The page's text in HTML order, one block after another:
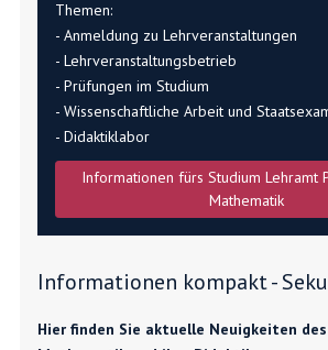
Themen:
- Anmeldung zu Lehrveranstaltungen
- Lehrveranstaltungsbetrieb
- Prüfungen im Studium
- Wissenschaftliche Arbeit und
- Didaktiklabor
Informationen fürs Studium Lehramt
Mathematik
Informationen kompakt -
Hier finden Sie aktuelle Neuigkeiten